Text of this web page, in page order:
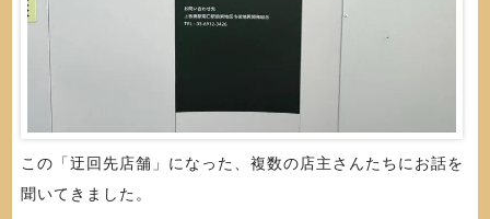
この「迂回先店舗」になった、複数の店主さんたちにお話を
聞いてきました。